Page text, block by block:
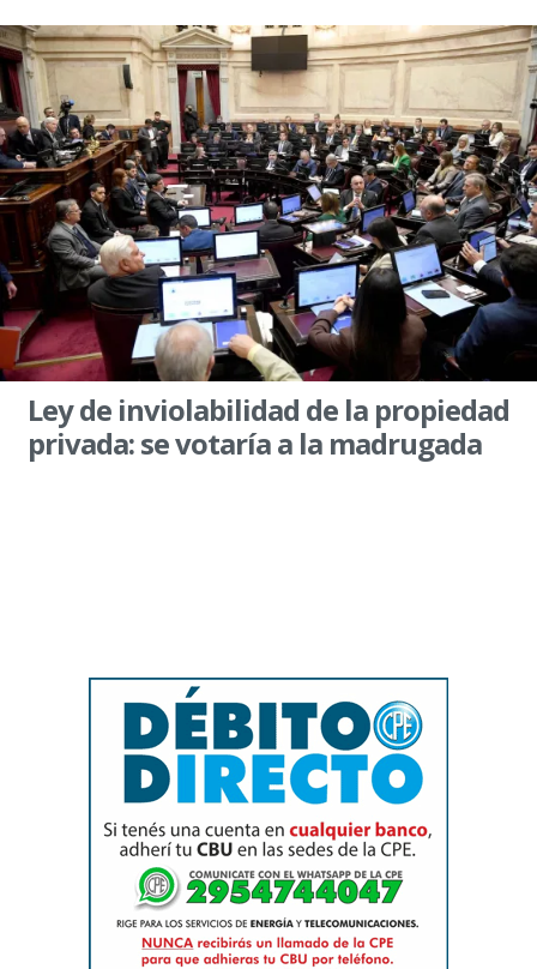
Ley de inviolabilidad de la propiedad
privada: se votaría a la madrugada